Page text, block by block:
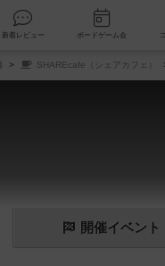
検索 新着レビュー ボードゲ
SHAREcafe（シェアカフェ）
開催イベント